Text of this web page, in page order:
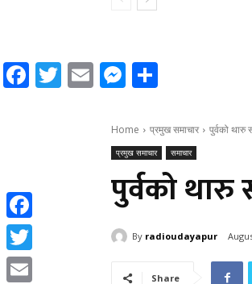
Facebook
Twitter
EmailMessenger